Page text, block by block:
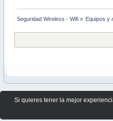
Seguridad Wireless - Wifi» Equipos y
Si quieres tener la mejor